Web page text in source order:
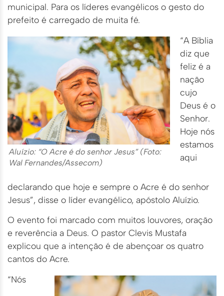
municipal. Para os líderes evangélicos o gesto do
prefeito é carregado de muita fé.
Aluízio: “O Acre é do senhor Jesus” (Foto:
Wal Fernandes/Assecom)
“A Bíblia
diz que
feliz é a
nação
cujo
Deus é o
Senhor.
Hoje nós
estamos
aqui
declarando que hoje e sempre o Acre é do senhor
Jesus”, disse o líder evangélico, apóstolo Aluízio.
O evento foi marcado com muitos louvores, oração
e reverência a Deus. O pastor Clevis Mustafa
explicou que a intenção é de abençoar os quatro
cantos do Acre.
“Nós